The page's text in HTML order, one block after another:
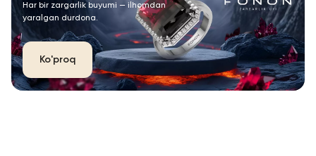
Har bir zargarlik buyumi — ilhomdan
yaralgan durdona.
Ko'proq